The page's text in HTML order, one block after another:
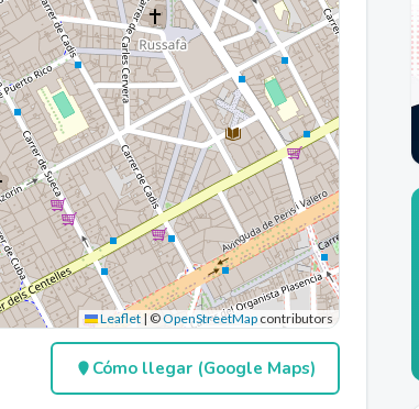
Leaflet | ©OpenStreetMap contributors
Cómo llegar (Google Maps)